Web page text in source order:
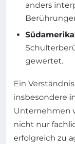
anders
gewertet.
Ein
insbesondere
Unternehmen
nicht nur
erfolgreich zu